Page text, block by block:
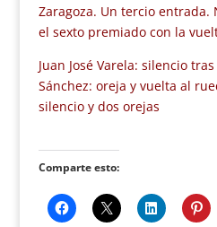
Zaragoza. Un tercio entrada.
el sexto premiado con la
Juan José Varela: silencio
Sánchez: oreja y vuelta al
silencio y dos orejas
Comparte esto: